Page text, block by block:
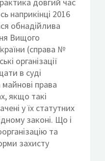
наприкінці 2016
обнадійлива
Вищого
(справа №
організації
в суді
права
якщо такі
у їх статутних
законі. Що і
та
захисту